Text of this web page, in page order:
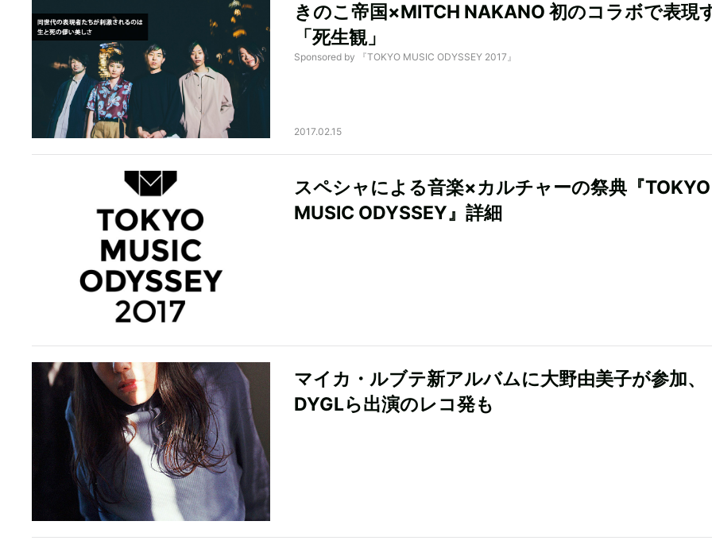
きのこ帝国×MITCH NAKANO 初のコラボで表現
「死生観」
Sponsored by 『TOKYO MUSIC ODYSSEY 2017』
2017.02.15
スペシャによる音楽×カルチャーの祭典『TOKYO
MUSIC ODYSSEY』詳細
マイカ・ルブテ新アルバムに大野由美子が参加、
DYGLら出演のレコ発も